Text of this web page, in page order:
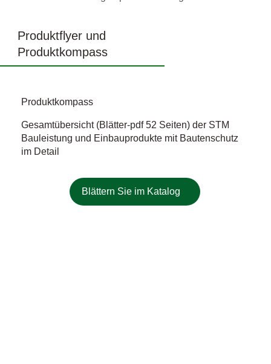
Produktflyer und
Produktkompass
Produktkompass
Gesamtübersicht (Blätter-pdf 52 Seiten) der STM
Bauleistung und Einbauprodukte mit Bautenschutz
im Detail
Blättern Sie im Katalog